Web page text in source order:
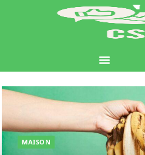
MAISON